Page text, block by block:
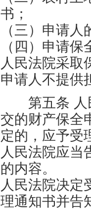
书；
（三）申请
（四）申请
人民法院采取
申请人不提供
第五条 人
交的财产保全
定的，应予受
人民法院应当
的内容。
人民法院决定
理通知书并告